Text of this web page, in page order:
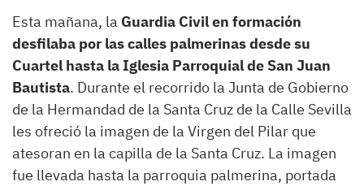
Esta mañana, la Guardia Civil en formación
desfilaba por las calles palmerinas desde su
Cuartel hasta la Iglesia Parroquial de San Juan
Bautista. Durante el recorrido la Junta de Gobierno
de la Hermandad de la Santa Cruz de la Calle Sevilla
les ofreció la imagen de la Virgen del Pilar que
atesoran en la capilla de la Santa Cruz. La imagen
fue llevada hasta la parroquia palmerina, portada